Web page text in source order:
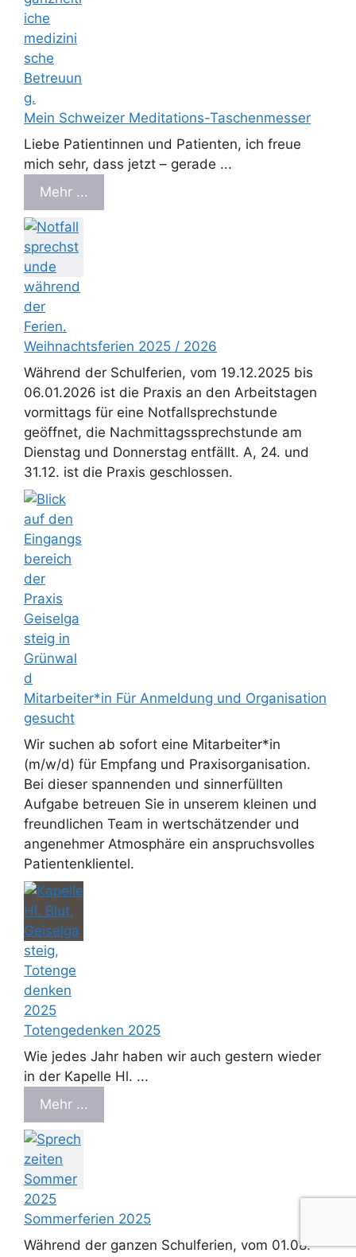
Mein Schweizer Meditations-Taschenmesser
Liebe Patientinnen und Patienten, ich freue
mich sehr, dass jetzt – gerade ...
Mehr ...
Weihnachtsferien 2025 / 2026
Während der Schulferien, vom 19.12.2025 bis
06.01.2026 ist die Praxis an den Arbeitstagen
vormittags für eine Notfallsprechstunde
geöffnet, die Nachmittagssprechstunde am
Dienstag und Donnerstag entfällt. A, 24. und
31.12. ist die Praxis geschlossen.
Mitarbeiter*in Für Anmeldung und Organisation
gesucht
Wir suchen ab sofort eine Mitarbeiter*in
(m/w/d) für Empfang und Praxisorganisation.
Bei dieser spannenden und sinnerfüllten
Aufgabe betreuen Sie in unserem kleinen und
freundlichen Team in wertschätzender und
angenehmer Atmosphäre ein anspruchsvolles
Patientenklientel.
Totengedenken 2025
Wie jedes Jahr haben wir auch gestern wieder
in der Kapelle Hl. ...
Mehr ...
Sommerferien 2025
Während der ganzen Schulferien, vom 01.08.